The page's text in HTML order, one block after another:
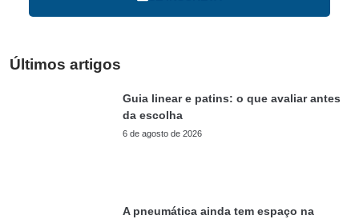
Últimos artigos
Guia linear e patins: o que avaliar antes
da escolha
6 de agosto de 2026
A pneumática ainda tem espaço na